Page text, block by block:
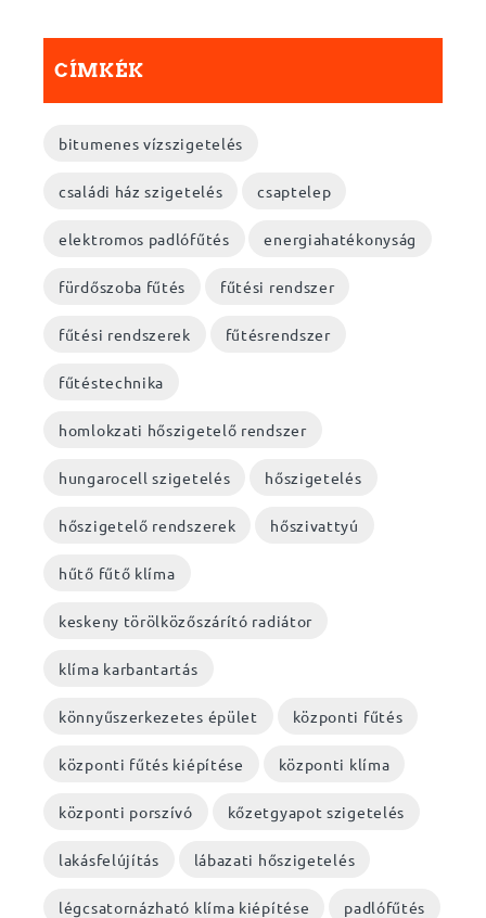
CÍMKÉK
bitumenes vízszigetelés
családi ház szigetelés csaptelep
elektromos padlófűtés energiahatékonyság
fürdőszoba fűtés fűtési rendszer
fűtési rendszerek fűtésrendszer
fűtéstechnika
homlokzati hőszigetelő rendszer
hungarocell szigetelés hőszigetelés
hőszigetelő rendszerek hőszivattyú
hűtő fűtő klíma
keskeny törölközőszárító radiátor
klíma karbantartás
könnyűszerkezetes épület központi fűtés
központi fűtés kiépítése központi klíma
központi porszívó kőzetgyapot szigetelés
lakásfelújítás lábazati hőszigetelés
légcsatornázható klíma kiépítése padlófűtés